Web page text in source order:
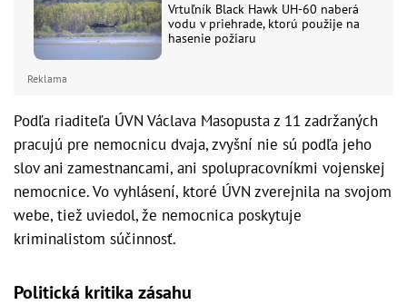
Vrtuľník Black Hawk UH-60 naberá
vodu v priehrade, ktorú použije na
hasenie požiaru
Reklama
Podľa riaditeľa ÚVN Václava Masopusta z 11 zadržaných
pracujú pre nemocnicu dvaja, zvyšní nie sú podľa jeho
slov ani zamestnancami, ani spolupracovníkmi vojenskej
nemocnice. Vo vyhlásení, ktoré ÚVN zverejnila na svojom
webe, tiež uviedol, že nemocnica poskytuje
kriminalistom súčinnosť.
Politická kritika zásahu